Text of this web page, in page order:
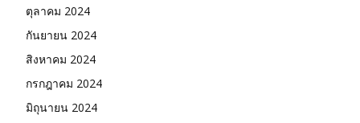
ตุลาคม 2024
กันยายน 2024
สิงหาคม 2024
กรกฎาคม 2024
มิถุนายน 2024